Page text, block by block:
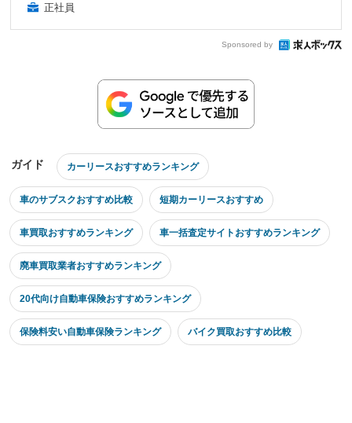
正社員
Sponsored by
ガイド カーリースおすすめランキング
車のサブスクおすすめ比較 短期カーリースおすすめ
車買取おすすめランキング 車一括査定サイトおすすめランキング
廃車買取業者おすすめランキング
20代向け自動車保険おすすめランキング
保険料安い自動車保険ランキング バイク買取おすすめ比較